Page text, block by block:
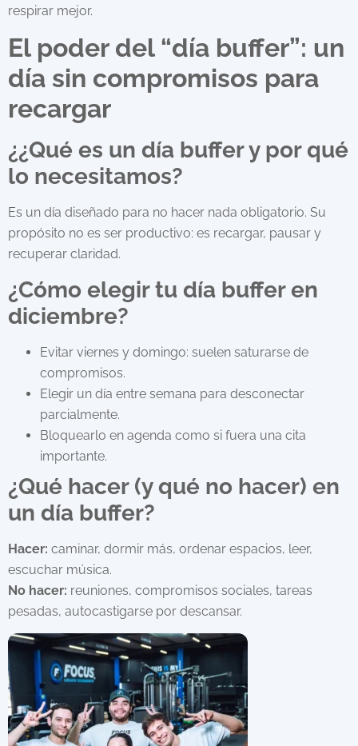
respirar mejor.
El poder del “día buffer”: un
día sin compromisos para
recargar
¿¿Qué es un día buffer y por qué
lo necesitamos?
Es un día diseñado para no hacer nada obligatorio. Su
propósito no es ser productivo: es recargar, pausar y
recuperar claridad.
¿Cómo elegir tu día buffer en
diciembre?
Evitar viernes y domingo: suelen saturarse de
compromisos.
Elegir un día entre semana para desconectar
parcialmente.
Bloquearlo en agenda como si fuera una cita
importante.
¿Qué hacer (y qué no hacer) en
un día buffer?
Hacer: caminar, dormir más, ordenar espacios, leer,
escuchar música.
No hacer: reuniones, compromisos sociales, tareas
pesadas, autocastigarse por descansar.